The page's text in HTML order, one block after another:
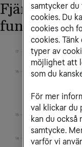
funktioner
samtycker
cookies. Du
cookies och
cookies.
typer av
möjlighet att
som du
För mer
val klickar du
kan du
samtycke.
varför vi